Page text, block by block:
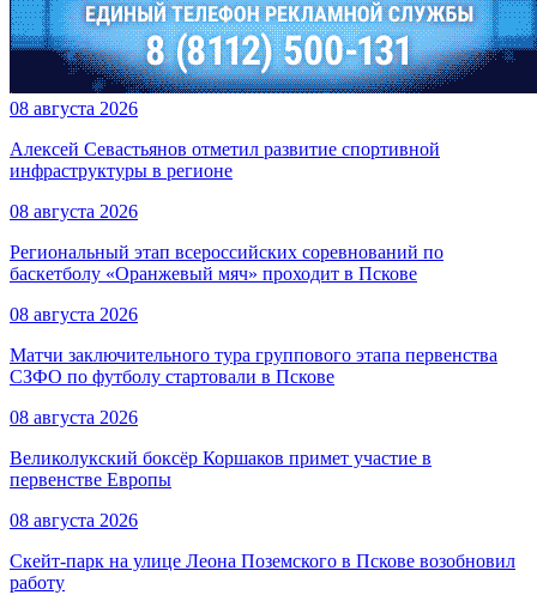
08 августа 2026
Алексей Севастьянов отметил развитие спортивной
инфраструктуры в регионе
08 августа 2026
Региональный этап всероссийских соревнований по
баскетболу «Оранжевый мяч» проходит в Пскове
08 августа 2026
Матчи заключительного тура группового этапа первенства
СЗФО по футболу стартовали в Пскове
08 августа 2026
Великолукский боксёр Коршаков примет участие в
первенстве Европы
08 августа 2026
Скейт-парк на улице Леона Поземского в Пскове возобновил
работу